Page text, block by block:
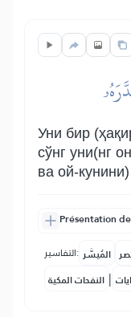
Уни бир
сўнг уни(нг
ва ой-
Présentation
التفاسير: المُيسَّر
النفحات المكية |